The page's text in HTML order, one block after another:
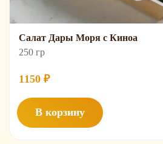
Салат Дары Моря с Киноа
250 гр
1150 ₽
В корзину